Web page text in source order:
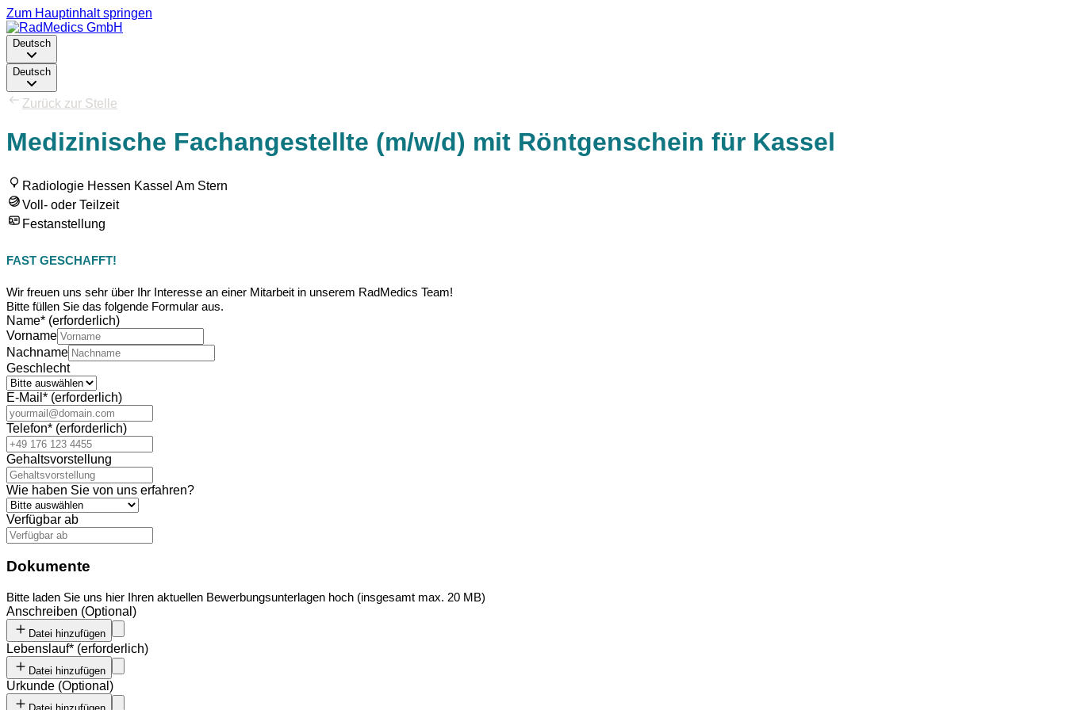
Zum Hauptinhalt springen
Deutsch
Deutsch
Zurück zur Stelle
Medizinische Fachangestellte (m/w/d) mit Röntgenschein für Kassel
Radiologie Hessen Kassel Am Stern
Voll- oder Teilzeit
Festanstellung
FAST GESCHAFFT!
Wir freuen uns sehr über Ihr Interesse an einer Mitarbeit in unserem RadMedics Team!
Bitte füllen Sie das folgende Formular aus.
Name* (erforderlich)
Vorname
Nachname
Geschlecht
E-Mail * (erforderlich)
Telefon* (erforderlich)
Gehaltsvorstellung
Wie haben Sie von uns erfahren?
Verfügbar ab
Dokumente
Bitte laden Sie uns hier Ihren aktuellen Bewerbungsunterlagen hoch (insgesamt max. 20 MB)
Anschreiben (Optional )
Datei hinzufügen
Lebenslauf* (erforderlich)
Datei hinzufügen
Urkunde (Optional )